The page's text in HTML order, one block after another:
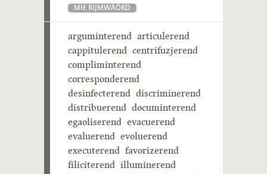
MIE RIJMWÄÖRD
arguminterend articulerend
cappitulerend centrifuzjerend
compliminterend
corresponderend
desinfecterend discriminerend
distribuerend documinterend
egaoliserend evacuerend
evaluerend evoluerend
executerend favorizerend
filiciterend illuminerend